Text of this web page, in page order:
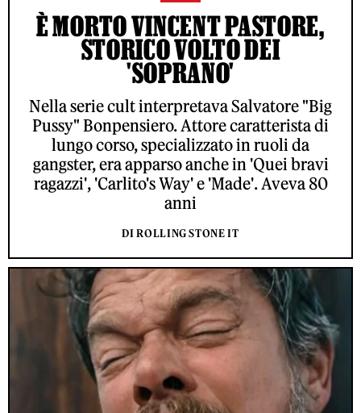
È MORTO VINCENT PASTORE,
STORICO VOLTO DEI
'SOPRANO'
Nella serie cult interpretava Salvatore "Big
Pussy" Bonpensiero. Attore caratterista di
lungo corso, specializzato in ruoli da
gangster, era apparso anche in 'Quei bravi
ragazzi', 'Carlito's Way' e 'Made'. Aveva 80
anni
DI ROLLING STONE IT